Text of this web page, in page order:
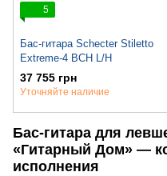
5
Бас-гитара Schecter Stiletto
Extreme-4 BCH L/H
37 755 грн
Уточняйте наличие
Бас-гитара для
«Гитарный Дом» —
исполнения